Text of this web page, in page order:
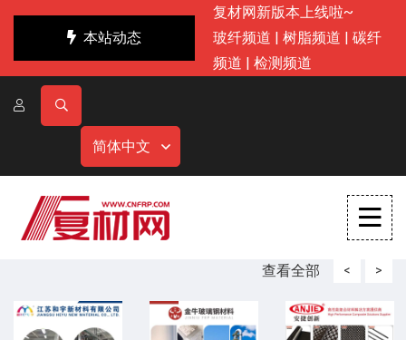
本站动态
复材网新版本上线啦~
玻纤频道 | 树脂频道 | 碳纤
频道 | 检测频道
简体中文
查看全部 < >